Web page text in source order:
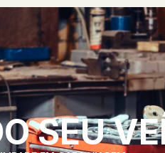
SEU